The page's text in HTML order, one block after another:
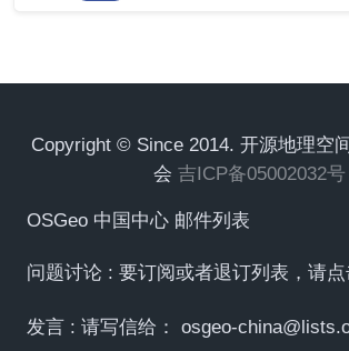
Copyright © Since 2014. 开源地理空
会 吉ICP备05002032号
OSGeo 中国中心 邮件列表
问题讨论 : 要订阅或者退订列表，请
发言 : 请写信给： osgeo-